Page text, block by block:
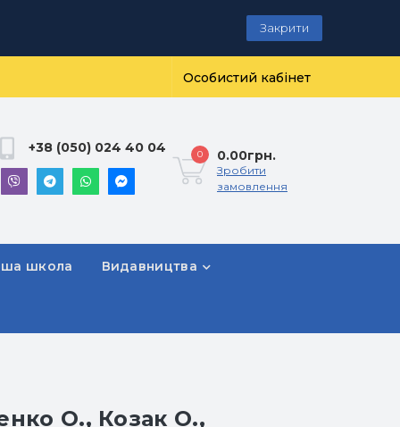
Закрити
Особистий кабінет
+38 (050) 024 40 04 0 0.00грн.
Зробити
замовлення
школа Видавництва
О., Козак О.,